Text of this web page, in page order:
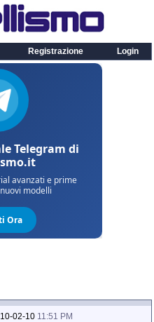
Registrazione Login
10-02-10 11:51 PM